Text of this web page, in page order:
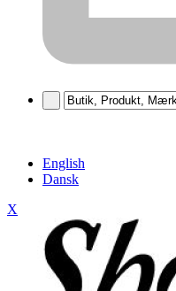
English
Dansk
X